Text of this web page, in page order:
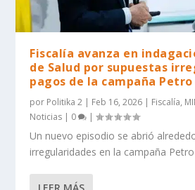
Fiscalía avanza en
de Salud por supuestas
pagos de la campaña Petro
por Politika 2 | Feb 16, 2026 | Fiscalía,
Noticias | 0 |
Un nuevo episodio se abrió
irregularidades en la campaña